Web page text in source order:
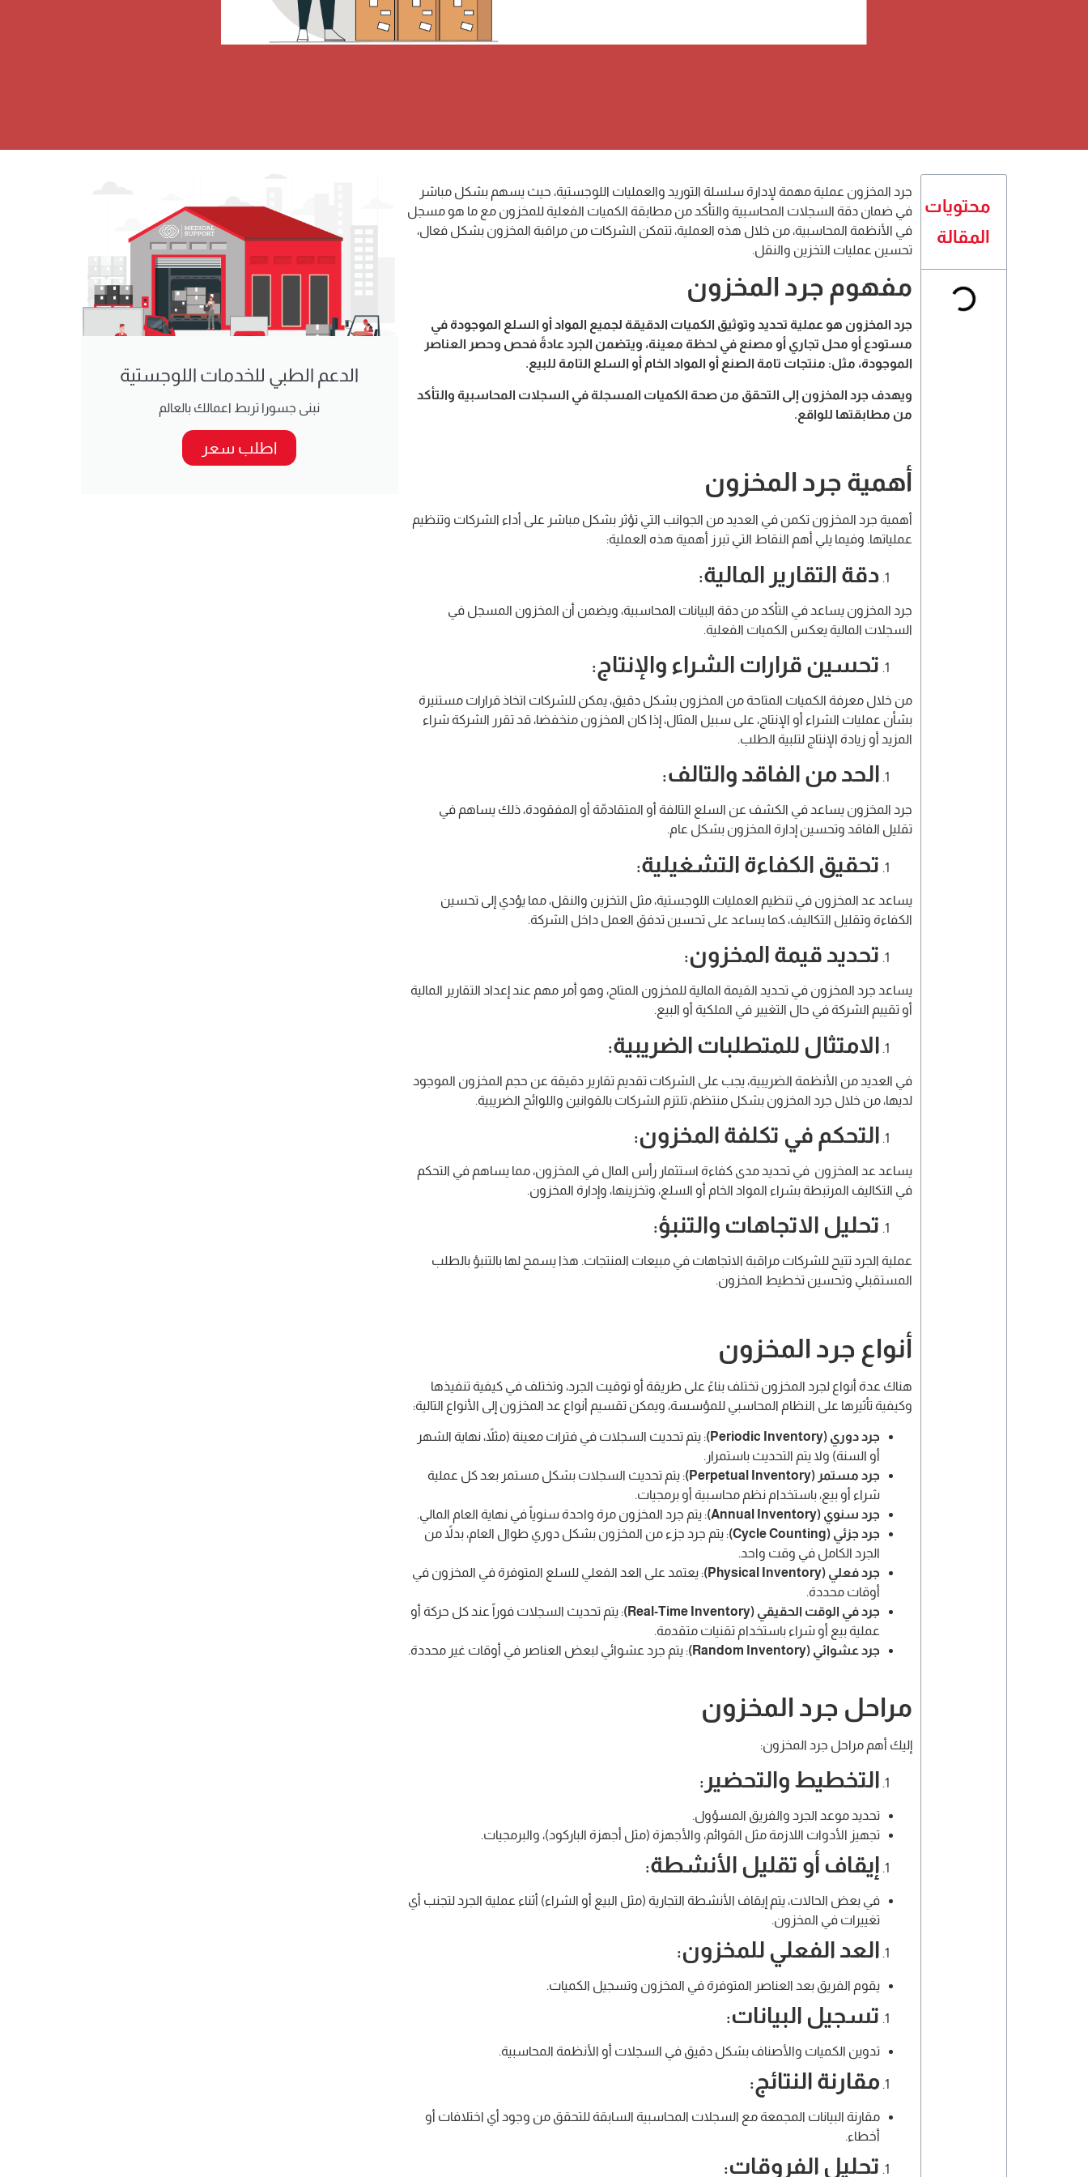
محتويات
المقالة
جرد المخزون عملية مهمة لإدارة سلسلة التوريد والعمليات اللوجستية، حيث يسهم بشكل مباشر
في ضمان دقة السجلات المحاسبية والتأكد من مطابقة الكميات الفعلية للمخزون مع ما هو مسجل
في الأنظمة المحاسبية، من خلال هذه العملية، تتمكن الشركات من مراقبة المخزون بشكل فعال،
تحسين عمليات التخزين والنقل.
مفهوم جرد المخزون
جرد المخزون هو عملية تحديد وتوثيق الكميات الدقيقة لجميع المواد أو السلع الموجودة في
مستودع أو محل تجاري أو مصنع في لحظة معينة، ويتضمن الجرد عادةً فحص وحصر العناصر
الموجودة، مثل: منتجات تامة الصنع أو المواد الخام أو السلع التامة للبيع.
ويهدف جرد المخزون إلى التحقق من صحة الكميات المسجلة في السجلات المحاسبية والتأكد
من مطابقتها للواقع.
أهمية جرد المخزون
أهمية جرد المخزون تكمن في العديد من الجوانب التي تؤثر بشكل مباشر على أداء الشركات وتنظيم
عملياتها. وفيما يلي أهم النقاط التي تبرز أهمية هذه العملية:
دقة التقارير المالية:
جرد المخزون يساعد في التأكد من دقة البيانات المحاسبية، ويضمن أن المخزون المسجل في
السجلات المالية يعكس الكميات الفعلية.
تحسين قرارات الشراء والإنتاج:
من خلال معرفة الكميات المتاحة من المخزون بشكل دقيق، يمكن للشركات اتخاذ قرارات مستنيرة
بشأن عمليات الشراء أو الإنتاج، على سبيل المثال، إذا كان المخزون منخفضا، قد تقرر الشركة شراء
المزيد أو زيادة الإنتاج لتلبية الطلب.
الحد من الفاقد والتالف:
جرد المخزون يساعد في الكشف عن السلع التالفة أو المتقادمّة أو المفقودة، ذلك يساهم في
تقليل الفاقد وتحسين إدارة المخزون بشكل عام.
تحقيق الكفاءة التشغيلية:
يساعد عد المخزون في تنظيم العمليات اللوجستية، مثل التخزين والنقل، مما يؤدي إلى تحسين
الكفاءة وتقليل التكاليف، كما يساعد على تحسين تدفق العمل داخل الشركة.
تحديد قيمة المخزون:
يساعد جرد المخزون في تحديد القيمة المالية للمخزون المتاح، وهو أمر مهم عند إعداد التقارير المالية
أو تقييم الشركة في حال التغيير في الملكية أو البيع.
الامتثال للمتطلبات الضريبية:
في العديد من الأنظمة الضريبية، يجب على الشركات تقديم تقارير دقيقة عن حجم المخزون الموجود
لديها، من خلال جرد المخزون بشكل منتظم، تلتزم الشركات بالقوانين واللوائح الضريبية.
التحكم في تكلفة المخزون:
يساعد عد المخزون في تحديد مدى كفاءة استثمار رأس المال في المخزون، مما يساهم في التحكم
في التكاليف المرتبطة بشراء المواد الخام أو السلع، وتخزينها، وإدارة المخزون.
تحليل الاتجاهات والتنبؤ:
عملية الجرد تتيح للشركات مراقبة الاتجاهات في مبيعات المنتجات. هذا يسمح لها بالتنبؤ بالطلب
المستقبلي وتحسين تخطيط المخزون.
أنواع جرد المخزون
هناك عدة أنواع لجرد المخزون تختلف بناءً على طريقة أو توقيت الجرد، وتختلف في كيفية تنفيذها
وكيفية تأثيرها على النظام المحاسبي للمؤسسة، ويمكن تقسيم أنواع عد المخزون إلى الأنواع التالية:
جرد دوري (Periodic Inventory)
: يتم تحديث السجلات في فترات معينة (مثلاً، نهاية الشهر
أو السنة) ولا يتم التحديث باستمرار.
جرد مستمر (Perpetual Inventory)
: يتم تحديث السجلات بشكل مستمر بعد كل عملية
شراء أو بيع، باستخدام نظم محاسبية أو برمجيات.
جرد سنوي (Annual Inventory)
: يتم جرد المخزون مرة واحدة سنوياً في نهاية العام المالي.
جرد جزئي (Cycle Counting)
: يتم جرد جزء من المخزون بشكل دوري طوال العام، بدلاً من
الجرد الكامل في وقت واحد.
جرد فعلي (Physical Inventory)
: يعتمد على العد الفعلي للسلع المتوفرة في المخزون في
أوقات محددة.
جرد في الوقت الحقيقي (Real-Time Inventory)
: يتم تحديث السجلات فوراً عند كل حركة أو
عملية بيع أو شراء باستخدام تقنيات متقدمة.
جرد عشوائي (Random Inventory)
: يتم جرد عشوائي لبعض العناصر في أوقات غير محددة.
مراحل جرد المخزون
إليك أهم مراحل جرد المخزون:
التخطيط والتحضير :
تحديد موعد الجرد والفريق المسؤول.
تجهيز الأدوات اللازمة مثل القوائم، والأجهزة (مثل أجهزة الباركود)، والبرمجيات.
إيقاف أو تقليل الأنشطة:
في بعض الحالات، يتم إيقاف الأنشطة التجارية (مثل البيع أو الشراء) أثناء عملية الجرد لتجنب أي
تغييرات في المخزون.
العد الفعلي للمخزون:
يقوم الفريق بعد العناصر المتوفرة في المخزون وتسجيل الكميات.
تسجيل البيانات:
تدوين الكميات والأصناف بشكل دقيق في السجلات أو الأنظمة المحاسبية.
مقارنة النتائج:
مقارنة البيانات المجمعة مع السجلات المحاسبية السابقة للتحقق من وجود أي اختلافات أو
أخطاء.
تحليل الفروقات:
الدعم الطبي للخدمات اللوجستية
نبنى جسورا تربط اعمالك بالعالم
اطلب سعر